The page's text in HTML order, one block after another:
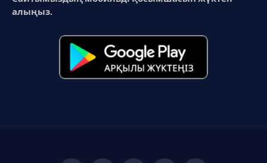
алыңыз.